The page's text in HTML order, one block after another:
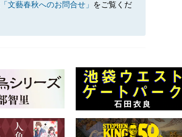
「文藝春秋へのお問合せ」
をご覧くだ